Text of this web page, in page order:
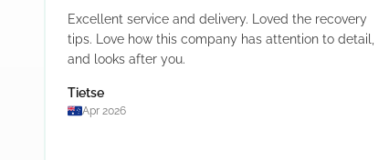
Excellent service and delivery. Loved the recovery
tips. Love how this company has attention to detail,
and looks after you.
Tietse
Apr 2026